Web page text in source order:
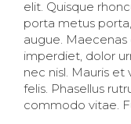
elit. Quisque
porta metus
augue.
imperdiet, dolor
nec nisl. Mauris et
felis. Phasellus
commodo vitae.